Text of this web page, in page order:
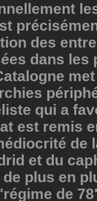
des
dans les
qui a
est remis
de
et du
plus en
de